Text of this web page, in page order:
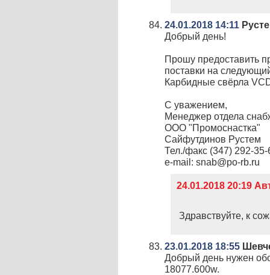
24.01.2018 14:11
Добрый день!
Прошу предоставить
поставки на
Карбидные свёрла
С уважением,
Менеджер отдела
ООО "Промоснастка"
Сайфутдинов Рустем
Тел./факс (347) 292-35-
e-mail: snab@po-rb.ru
24.01.2018 20:19
Здравствуйте, к
23.01.2018 18:55
Добрый день нужен
18077.600w.